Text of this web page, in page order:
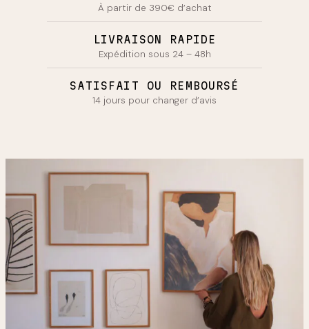
À partir de 390€ d’achat
LIVRAISON RAPIDE
Expédition sous 24 – 48h
SATISFAIT OU REMBOURSÉ
14 jours pour changer d’avis